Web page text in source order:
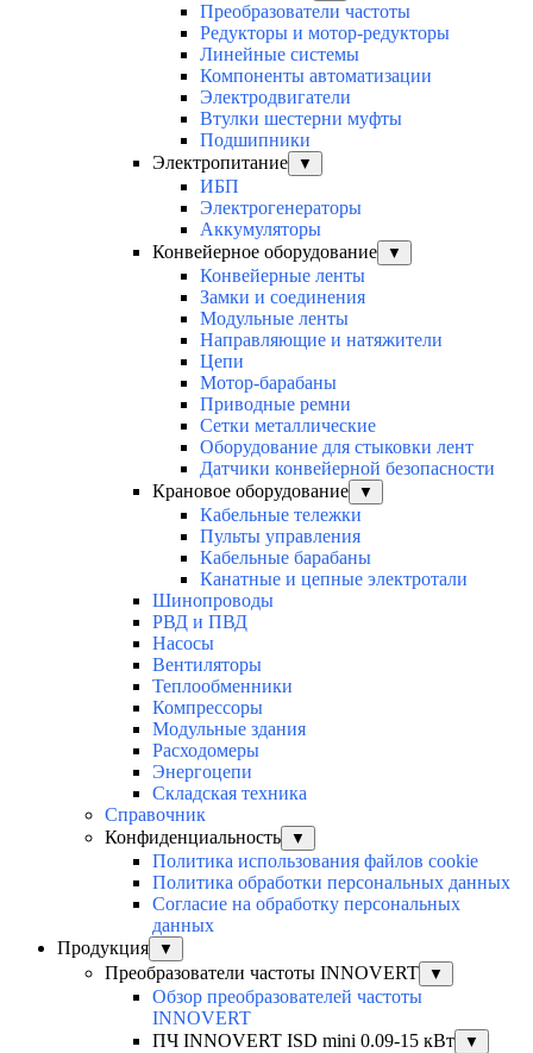
Преобразователи частоты
Редукторы и мотор-редукторы
Линейные системы
Компоненты автоматизации
Электродвигатели
Втулки шестерни муфты
Подшипники
Электропитание
▼
ИБП
Электрогенераторы
Аккумуляторы
Конвейерное оборудование
▼
Конвейерные ленты
Замки и соединения
Модульные ленты
Направляющие и натяжители
Цепи
Мотор-барабаны
Приводные ремни
Сетки металлические
Оборудование для стыковки лент
Датчики конвейерной безопасности
Крановое оборудование
▼
Кабельные тележки
Пульты управления
Кабельные барабаны
Канатные и цепные электротали
Шинопроводы
РВД и ПВД
Насосы
Вентиляторы
Теплообменники
Компрессоры
Модульные здания
Расходомеры
Энергоцепи
Складская техника
Справочник
Конфиденциальность
▼
Политика использования файлов cookie
Политика обработки персональных данных
Согласие на обработку персональных
данных
Продукция
▼
Преобразователи частоты INNOVERT ▼
Обзор преобразователей частоты
INNOVERT
ПЧ INNOVERT ISD mini 0.09-15 кВт
▼